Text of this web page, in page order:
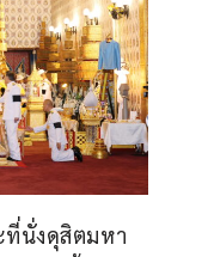
ที่นั่งดุสิตมหา